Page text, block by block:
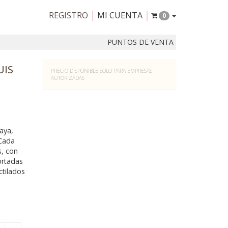
REGISTRO MI CUENTA 0
PUNTOS DE VENTA
con
PRECIO DISPONIBLE SOLO PARA EMPRESAS
AUTORIZADAS